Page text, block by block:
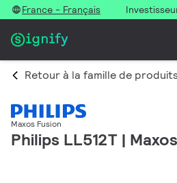
France - Français
Retour à la famille de
Maxos Fusion
Philips LL512T |